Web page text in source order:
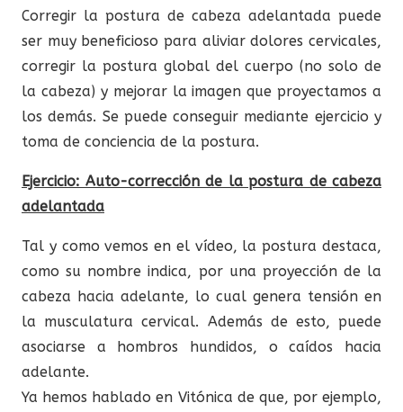
Corregir la postura de cabeza adelantada puede
ser muy beneficioso para aliviar dolores cervicales,
corregir la postura global del cuerpo (no solo de
la cabeza) y mejorar la imagen que proyectamos a
los demás. Se puede conseguir mediante ejercicio y
toma de conciencia de la postura.
Ejercicio: Auto-corrección de la postura de cabeza
adelantada
Tal y como vemos en el vídeo, la postura destaca,
como su nombre indica, por una proyección de la
cabeza hacia adelante, lo cual genera tensión en
la musculatura cervical. Además de esto, puede
asociarse a hombros hundidos, o caídos hacia
adelante.
Ya hemos hablado en Vitónica de que, por ejemplo,